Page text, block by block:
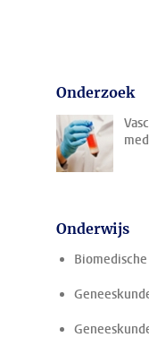
Onderzoek
Onderwijs